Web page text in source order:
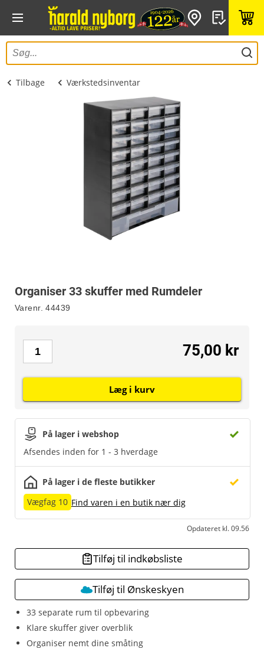
Tilbage Værkstedsinventar
Organiser 33 skuffer med Rumdeler
Varenr. 44439
33 separate rum til opbevaring
Klare skuffer giver overblik
Organiser nemt dine småting
På lager i webshop
Afsendes inden for 1 - 3 hverdage
På lager i de fleste butikker
Vægfag 10 Find varen i en butik nær dig
Opdateret kl. 09.56
75,00 kr
Læg i kurv
Tilføj til indkøbsliste
Tilføj til Ønskeskyen